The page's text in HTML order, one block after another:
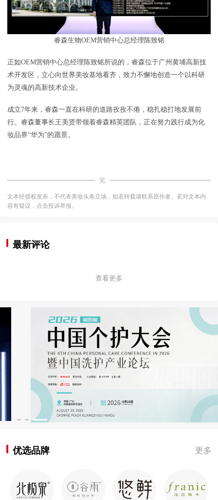
睿森生物OEM营销中心总经理陈致铭
正如OEM营销中心总经理陈致铭所说的，睿森位于广州黄埔高新技
术开发区，立心向世界美妆基地看齐，致力不懈地创造一个以科研
为灵魂的高新技术企业。
成立7年来，睿森一直在科研的道路孜孜不倦，稳扎稳打地发展前
行。睿森董事长王美贤带领着睿森精英团队，正在努力践行成为化
妆品界“华为”的愿景。
完
文本经授权发布，不代表美妆头条立场，如若转载请联系原作者。若对文本内
容有疑议，点击投诉举报。
最新评论
查看更多
优选品牌 更多